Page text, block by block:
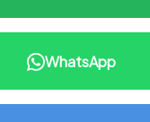
WhatsApp